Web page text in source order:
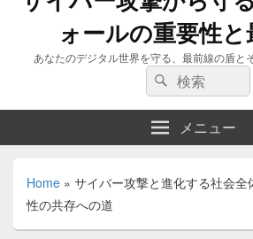
ォールの重要性
あなたのデジタル世界を守る、最前線の盾と
検
索:
検
索
メニュー
Home » サイバー攻撃と進化する社会全
性の共存への道